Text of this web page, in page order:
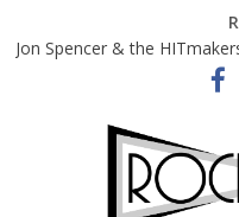
Jon Spencer & the
Hellfest 2026 vendredi :
Hellfest 2026 jeudi :
Première édition du
Charlie Puth à l’Olympia :